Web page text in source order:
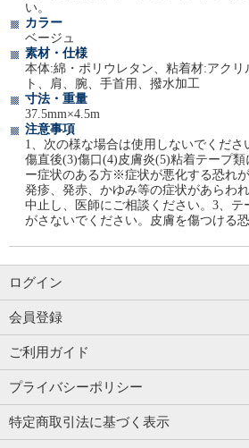
い。
カラー
ベージュ
素材・仕様
本体:綿・ポリウレタン、粘着材:アク
ト、肩、腕、手首用、撥水加工
寸法・重量
37.5mm×4.5m
注意事項
1、次の様な場合は使用しないでくださ
傷直後(3)傷口(4)皮膚炎(5)粘着テープ
ー症状のある方※症状が悪化する恐れ
発疹、発赤、かゆみ等の症状があらわ
中止し、医師にご相談ください。3、テ
がさないでください。皮膚を傷つける恐
ログイン
会員登録
ご利用ガイド
プライバシーポリシー
特定商取引法に基づく表示